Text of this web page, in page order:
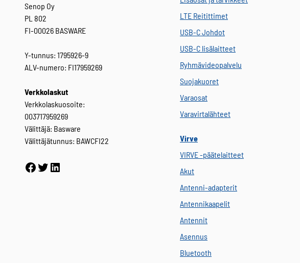
Senop Oy
PL 802
FI-00026 BASWARE
Y-tunnus: 1795926-9
ALV-numero: FI17959269
Verkkolaskut
Verkkolaskuosoite:
003717959269
Välittäjä: Basware
Välittäjätunnus: BAWCFI22
Twitter
LTE Reitittimet
USB-C Johdot
USB-C lisälaitteet
Ryhmävideopalvelu
Suojakuoret
Varaosat
Varavirtalähteet
Virve
VIRVE -päätelaitteet
Akut
Antenni-adapterit
Antennikaapelit
Antennit
Asennus
Bluetooth